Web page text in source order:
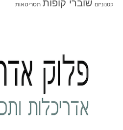
קטנוניזם שוברי קופות תסריטאות